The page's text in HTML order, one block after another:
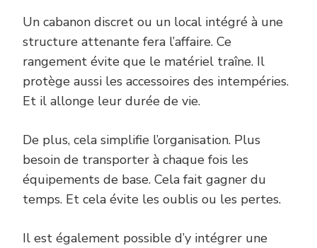
Un cabanon discret ou un local intégré à une
structure attenante fera l’affaire. Ce
rangement évite que le matériel traîne. Il
protège aussi les accessoires des intempéries.
Et il allonge leur durée de vie.
De plus, cela simplifie l’organisation. Plus
besoin de transporter à chaque fois les
équipements de base. Cela fait gagner du
temps. Et cela évite les oublis ou les pertes.
Il est également possible d’y intégrer une